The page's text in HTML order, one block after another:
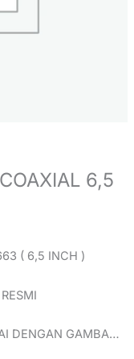
6,5
( 6,5 INCH )
DENGAN GAMBA…